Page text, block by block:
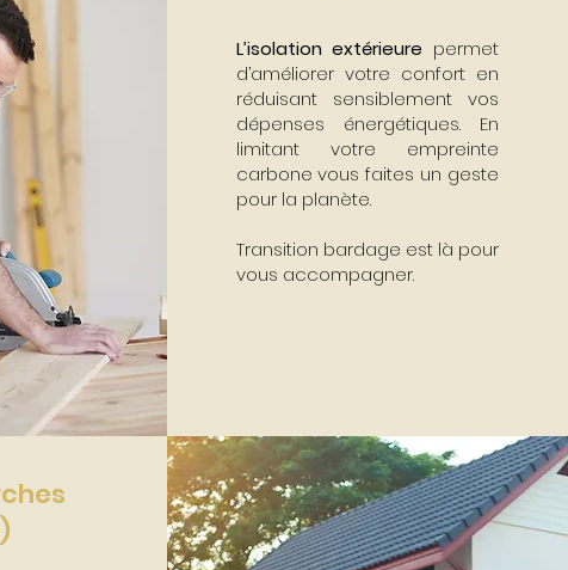
L’isolation extérieure permet
d’améliorer votre confort en
réduisant sensiblement vos
dépenses énergétiques. En
limitant votre empreinte
carbone vous faites un geste
pour la planète.
Transition bardage est là pour
vous accompagner.